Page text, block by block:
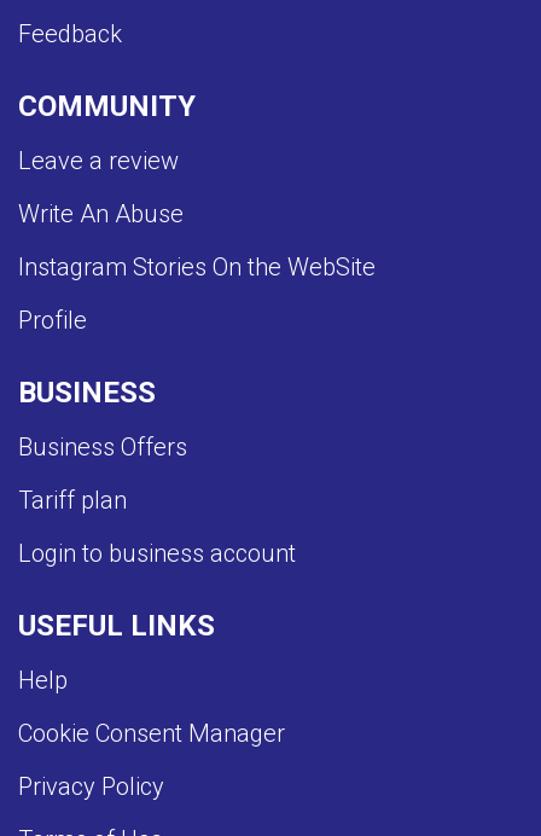
Feedback
COMMUNITY
Leave a review
Write An Abuse
Instagram Stories On the WebSite
Profile
BUSINESS
Business Offers
Tariff plan
Login to business account
USEFUL LINKS
Help
Cookie Consent Manager
Privacy Policy